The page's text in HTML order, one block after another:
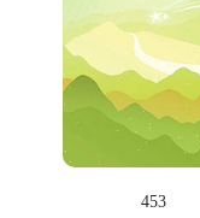
453